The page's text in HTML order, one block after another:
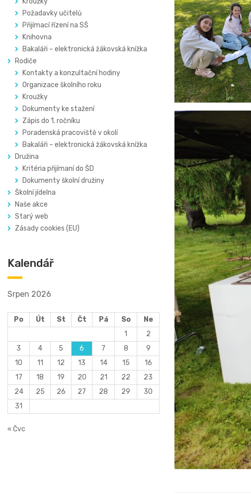
Požadavky učitelů
Přijímací řízení na SŠ
Knihovna
Bakaláři – elektronická žákovská knížka
Rodiče
Kontakty a konzultační hodiny
Organizace školního roku
Kroužky
Dokumenty ke stažení
Zápis do 1. ročníku
Poradenská pracoviště v okolí
Bakaláři – elektronická žákovská knížka
Družina
Kritéria přijímaní do ŠD
Dokumenty školní družiny
Školní jídelna
Naše akce
Starý web
Zásady cookies (EU)
Kalendář
Srpen 2026
Po Út St Čt Pá So
Ne
1
2
3
4 5 6 7 8
9
10
11 12 13 14 15
16
17
18 19 20 21 22
23
24
25 26 27 28 29
30
31
« Čvc